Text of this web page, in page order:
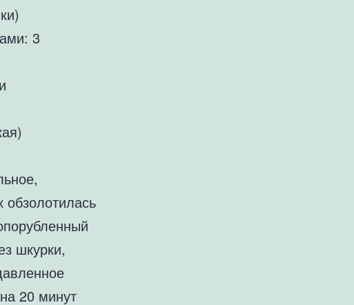
3
обзолотилась
шкурки,
20 минут